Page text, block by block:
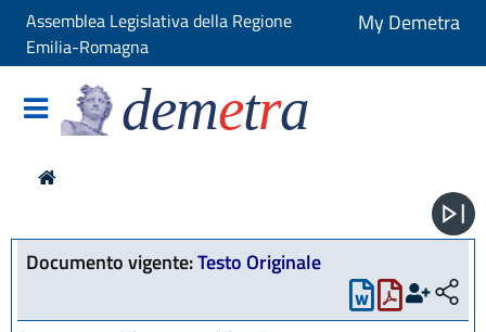
Assemblea Legislativa della Regione
Emilia-Romagna
My Demetra
demetra
Documento vigente:Testo Originale